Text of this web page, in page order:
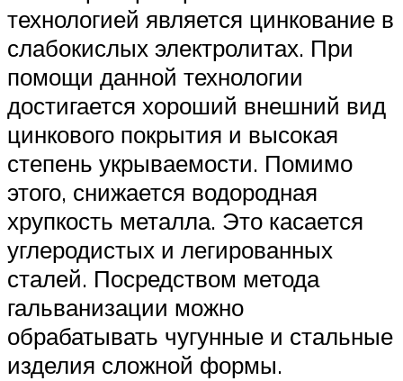
технологией является цинкование в
слабокислых электролитах. При
помощи данной технологии
достигается хороший внешний вид
цинкового покрытия и высокая
степень укрываемости. Помимо
этого, снижается водородная
хрупкость металла. Это касается
углеродистых и легированных
сталей. Посредством метода
гальванизации можно
обрабатывать чугунные и стальные
изделия сложной формы.